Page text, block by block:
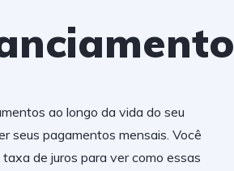
ao longo da vida do seu
seus pagamentos mensais. Você
de juros para ver como essas